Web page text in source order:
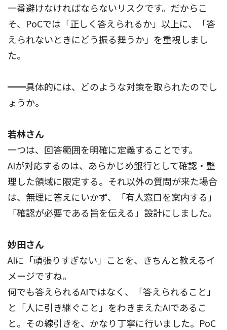
一番避けなければならないリスクです。だからこ
そ、PoCでは「正しく答えられるか」以上に、「答
えられないときにどう振る舞うか」を重視しまし
た。
━━具体的には、どのような対策を取られたのでし
ょうか。
若林さん
一つは、回答範囲を明確に定義することです。
AIが対応するのは、あらかじめ銀行として確認・整
理した領域に限定する。それ以外の質問が来た場合
は、無理に答えにいかず、「有人窓口を案内する」
「確認が必要である旨を伝える」設計にしました。
妙田さん
AIに「頑張りすぎない」ことを、きちんと教えるイ
メージですね。
何でも答えられるAIではなく、「答えられること」
と「人に引き継ぐこと」をわきまえたAIであるこ
と。その線引きを、かなり丁寧に行いました。PoC